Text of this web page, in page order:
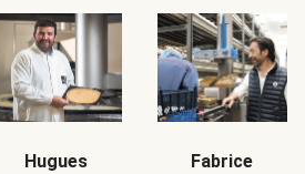
Hugues
Fabrice